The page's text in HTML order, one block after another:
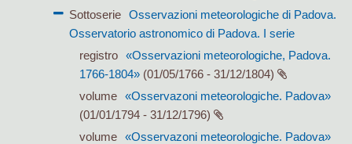
Sottoserie
Osservazioni meteorologiche di Padova.
Osservatorio astronomico di Padova. I serie
registro «Osservazioni meteorologiche, Padova.
1766-1804»(01/05/1766 - 31/12/1804)
volume «Osservazoni meteorologiche. Padova»
(01/01/1794 - 31/12/1796)
volume «Osservazoni meteorologiche. Padova»